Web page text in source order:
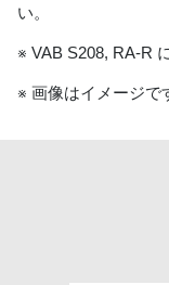
い。
※ VAB S208, RA-R
※ 画像はイメージで